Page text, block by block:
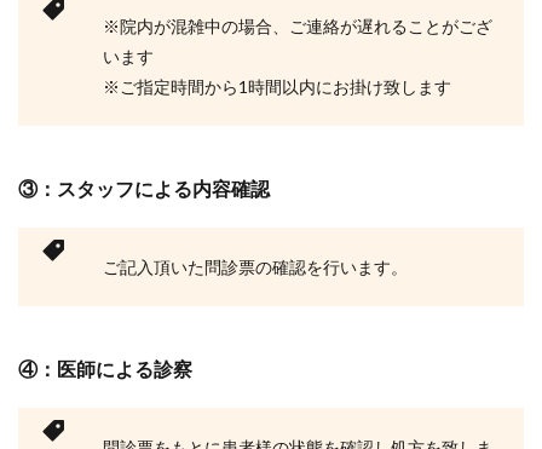
※院内が混雑中の場合、ご連絡が遅れることがござ
います
※ご指定時間から1時間以内にお掛け致します
③：スタッフによる内容確認
ご記入頂いた問診票の確認を行います。
④：医師による診察